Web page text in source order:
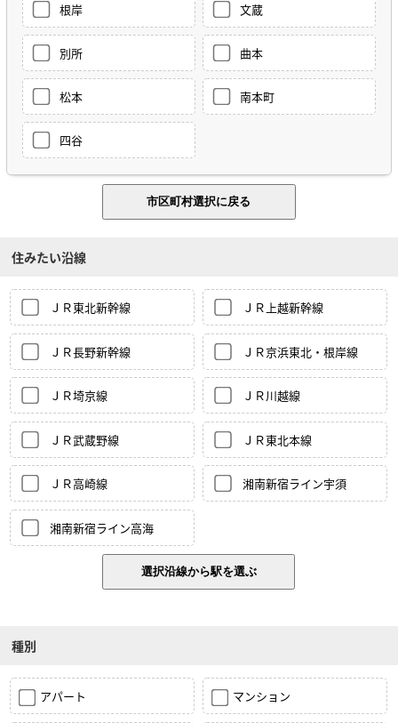
根岸 文蔵
別所 曲本
松本 南本町
四谷
住みたい沿線
ＪＲ東北新幹線 ＪＲ上越新幹線
ＪＲ長野新幹線 ＪＲ京浜東北・根岸線
ＪＲ埼京線 ＪＲ川越線
ＪＲ武蔵野線 ＪＲ東北本線
ＪＲ高崎線 湘南新宿ライン宇須
湘南新宿ライン高海
種別
アパート マンション